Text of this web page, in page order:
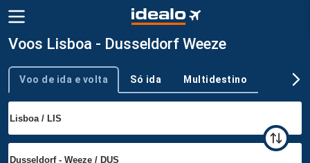
Voos Lisboa - Dusseldorf Weeze
Tipo de viagem
Voo de ida e volta Só ida Multidestino